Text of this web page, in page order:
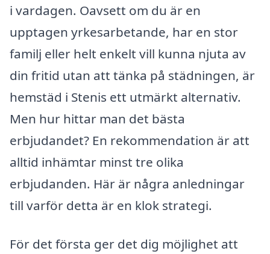
i vardagen. Oavsett om du är en
upptagen yrkesarbetande, har en stor
familj eller helt enkelt vill kunna njuta av
din fritid utan att tänka på städningen, är
hemstäd i Stenis ett utmärkt alternativ.
Men hur hittar man det bästa
erbjudandet? En rekommendation är att
alltid inhämtar minst tre olika
erbjudanden. Här är några anledningar
till varför detta är en klok strategi.
För det första ger det dig möjlighet att